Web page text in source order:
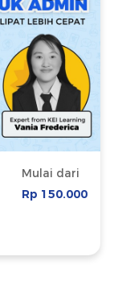
Mulai dari
Rp 150.000